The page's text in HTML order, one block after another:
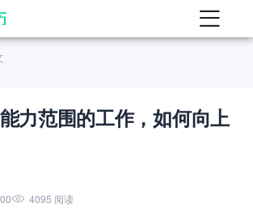
历
历
历
力范围的工作，如何向上
4095 阅读